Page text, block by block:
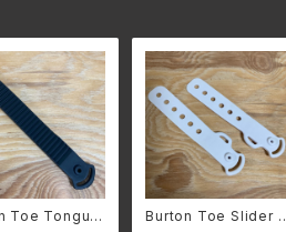
Toe Tongue
Burton Toe Slider 2